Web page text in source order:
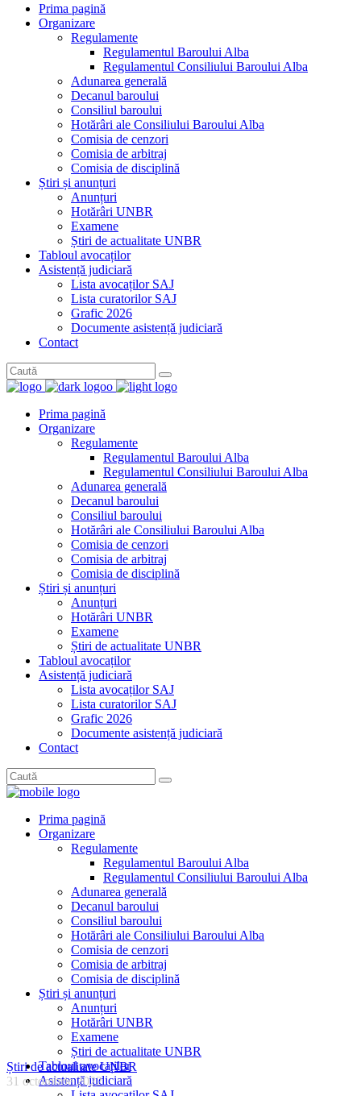
Prima pagină
Organizare
Regulamente
Regulamentul Baroului Alba
Regulamentul Consiliului Baroului Alba
Adunarea generală
Decanul baroului
Consiliul baroului
Hotărâri ale Consiliului Baroului Alba
Comisia de cenzori
Comisia de arbitraj
Comisia de disciplină
Știri și anunțuri
Anunțuri
Hotărâri UNBR
Examene
Știri de actualitate UNBR
Tabloul avocaților
Asistență judiciară
Lista avocaților SAJ
Lista curatorilor SAJ
Grafic 2026
Documente asistență judiciară
Contact
Prima pagină
Organizare
Regulamente
Regulamentul Baroului Alba
Regulamentul Consiliului Baroului Alba
Adunarea generală
Decanul baroului
Consiliul baroului
Hotărâri ale Consiliului Baroului Alba
Comisia de cenzori
Comisia de arbitraj
Comisia de disciplină
Știri și anunțuri
Anunțuri
Hotărâri UNBR
Examene
Știri de actualitate UNBR
Tabloul avocaților
Asistență judiciară
Lista avocaților SAJ
Lista curatorilor SAJ
Grafic 2026
Documente asistență judiciară
Contact
Prima pagină
Organizare
Regulamente
Regulamentul Baroului Alba
Regulamentul Consiliului Baroului Alba
Adunarea generală
Decanul baroului
Consiliul baroului
Hotărâri ale Consiliului Baroului Alba
Comisia de cenzori
Comisia de arbitraj
Comisia de disciplină
Știri și anunțuri
Anunțuri
Hotărâri UNBR
Examene
Știri de actualitate UNBR
Tabloul avocaților
Asistență judiciară
Știri de actualitate UNBR
31 octombrie 2022